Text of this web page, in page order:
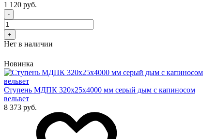
1 120 руб.
-
+
Нет в наличии
Новинка
Cтупень МДПК 320х25х4000 мм серый дым с капиносом
вельвет
8 373 руб.